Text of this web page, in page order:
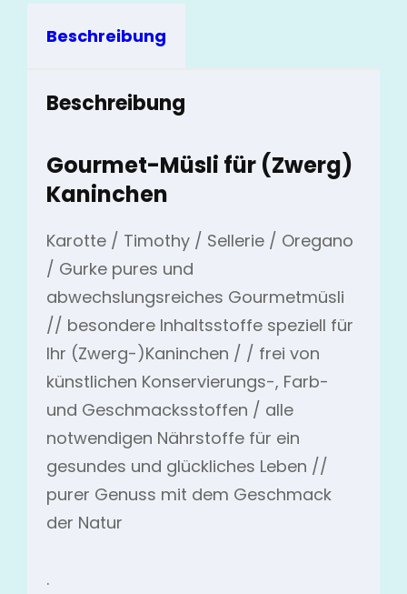
Beschreibung
Beschreibung
Gourmet-Müsli für (Zwerg)
Kaninchen
Karotte / Timothy / Sellerie / Oregano
/ Gurke pures und
abwechslungsreiches Gourmetmüsli
// besondere Inhaltsstoffe speziell für
Ihr (Zwerg-)Kaninchen / / frei von
künstlichen Konservierungs-, Farb-
und Geschmacksstoffen / alle
notwendigen Nährstoffe für ein
gesundes und glückliches Leben //
purer Genuss mit dem Geschmack
der Natur
.